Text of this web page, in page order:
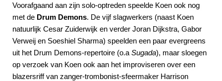
Voorafgaand aan zijn solo-optreden speelde Koen ook nog
met de Drum Demons. De vijf slagwerkers (naast Koen
natuurlijk Cesar Zuiderwijk en verder Joran Dijkstra, Gabor
Verweij en Soeshiel Sharma) speelden een paar evergreens
uit het Drum Demons-repertoire (o.a Sugada), maar sloegen
op verzoek van Koen ook aan het improviseren over een
blazersriff van zanger-trombonist-sfeermaker Harrison